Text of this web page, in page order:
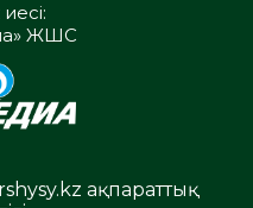
ЖШС
ақпараттық